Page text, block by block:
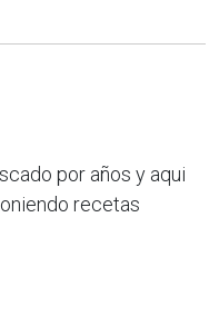
por años y aqui
recetas